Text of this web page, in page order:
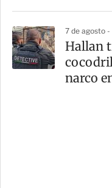
7 de agosto -
Hallan
narco